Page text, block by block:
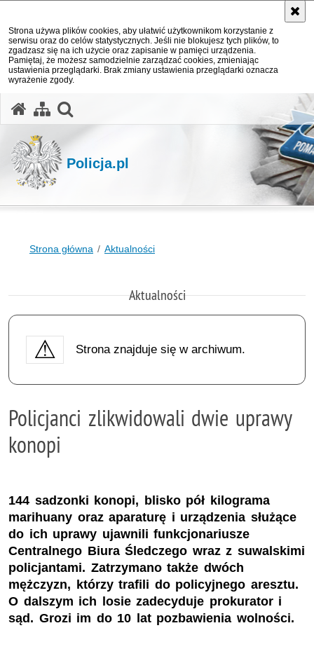
Strona używa plików cookies, aby ułatwić użytkownikom korzystanie z
serwisu oraz do celów statystycznych. Jeśli nie blokujesz tych plików, to
zgadzasz się na ich użycie oraz zapisanie w pamięci urządzenia.
Pamiętaj, że możesz samodzielnie zarządzać cookies, zmieniając
ustawienia przeglądarki. Brak zmiany ustawienia przeglądarki oznacza
wyrażenie zgody.
Policja.pl
Strona główna Aktualności
Aktualności
Strona znajduje się w archiwum.
Policjanci zlikwidowali dwie uprawy
konopi
144 sadzonki konopi, blisko pół kilograma
marihuany oraz aparaturę i urządzenia służące
do ich uprawy ujawnili funkcjonariusze
Centralnego Biura Śledczego wraz z suwalskimi
policjantami. Zatrzymano także dwóch
mężczyzn, którzy trafili do policyjnego aresztu.
O dalszym ich losie zadecyduje prokurator i
sąd. Grozi im do 10 lat pozbawienia wolności.